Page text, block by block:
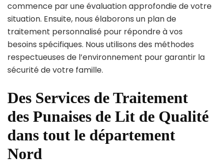
commence par une évaluation approfondie de votre
situation. Ensuite, nous élaborons un plan de
traitement personnalisé pour répondre à vos
besoins spécifiques. Nous utilisons des méthodes
respectueuses de l’environnement pour garantir la
sécurité de votre famille.
Des Services de Traitement
des Punaises de Lit de Qualité
dans tout le département
Nord